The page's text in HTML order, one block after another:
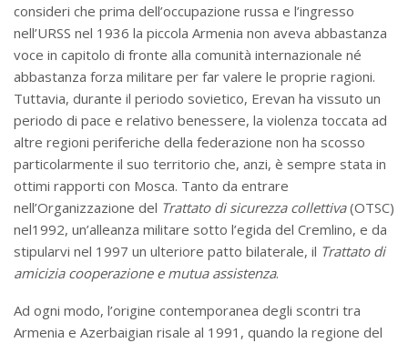
consideri che prima dell’occupazione russa e l’ingresso
nell’URSS nel 1936 la piccola Armenia non aveva abbastanza
voce in capitolo di fronte alla comunità internazionale né
abbastanza forza militare per far valere le proprie ragioni.
Tuttavia, durante il periodo sovietico, Erevan ha vissuto un
periodo di pace e relativo benessere, la violenza toccata ad
altre regioni periferiche della federazione non ha scosso
particolarmente il suo territorio che, anzi, è sempre stata in
ottimi rapporti con Mosca. Tanto da entrare
nell’Organizzazione del Trattato di sicurezza collettiva(OTSC)
nel1992, un’alleanza militare sotto l’egida del Cremlino, e da
stipularvi nel 1997 un ulteriore patto bilaterale, il Trattato di
amicizia cooperazione e mutua assistenza.
Ad ogni modo, l’origine contemporanea degli scontri tra
Armenia e Azerbaigian risale al 1991, quando la regione del